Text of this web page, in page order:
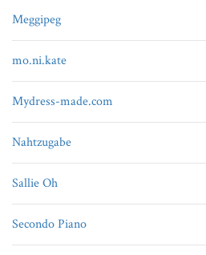
Meggipeg
mo.ni.kate
Mydress-made.com
Nahtzugabe
Sallie Oh
Secondo Piano